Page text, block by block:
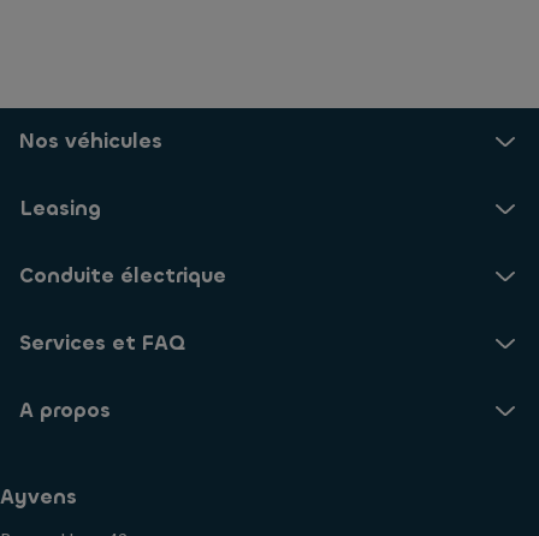
Nos véhicules
Leasing
Conduite électrique
Services et FAQ
A propos
Ayvens